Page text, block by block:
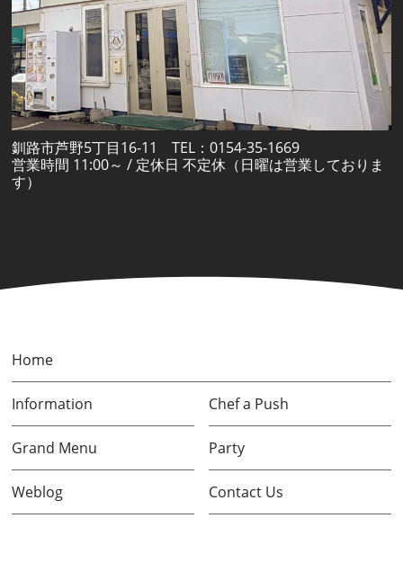
釧路市芦野5丁目16-11 TEL：0154-35-1669
営業時間 11:00～ / 定休日 不定休（日曜は営業しておりま
す）
Home
Information Chef a Push
Grand Menu Party
Weblog Contact Us